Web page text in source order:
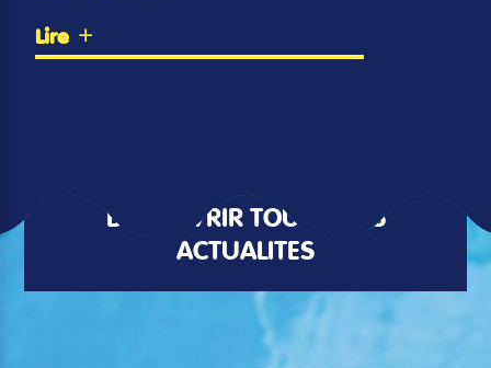
Lire
DÉCOUVRIR TOUTES LES
ACTUALITÉS